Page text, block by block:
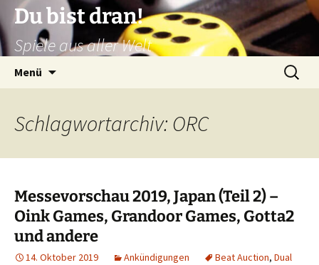
Zum
Inhalt
springen
Du bist dran!
Spiele aus aller Welt
Menü
Suchen
nach:
Schlagwortarchiv: ORC
Messevorschau 2019, Japan (Teil 2) –
Oink Games, Grandoor Games, Gotta2
und andere
14. Oktober 2019 Ankündigungen Beat Auction, Dual